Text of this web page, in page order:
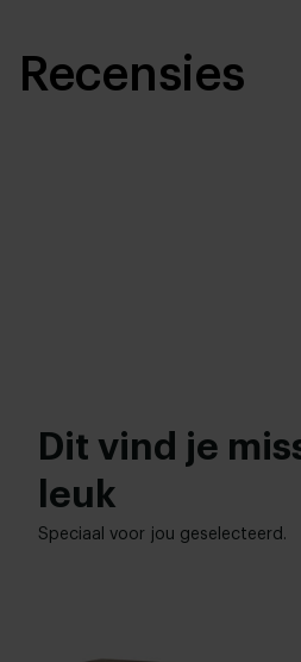
Recensies
Dit vind je
leuk
Speciaal voor jou geselecteerd.